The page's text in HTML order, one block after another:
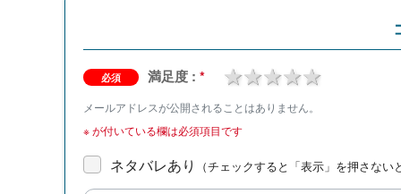
必須 満足度 : * 4 stars
3 stars
2 stars
1 star
メールアドレスが公開されることはありません。
※が付いている欄は必須項目です
ネタバレあり （チェックすると「表示」を押さな